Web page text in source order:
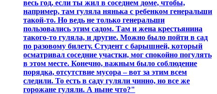
весь год, если ты жил в соседнем доме, чтобы,
например, там гуляла нянька с ребенком генеральши
такой-то. Но ведь не только генеральши
пользовались этим садом. Там и жена крестьянина
такого-то гуляла, и другие. Можно было пойти в сад
по разовому билету. Студент с барышней, который
осматривал соседние участки, мог спокойно погулять
в этом месте. Конечно, важным было соблюдение
порядка, отсутствие мусора – вот за этим всем
следили. То есть в саду гуляли чинно, но все же
горожане гуляли. А ныне что?"